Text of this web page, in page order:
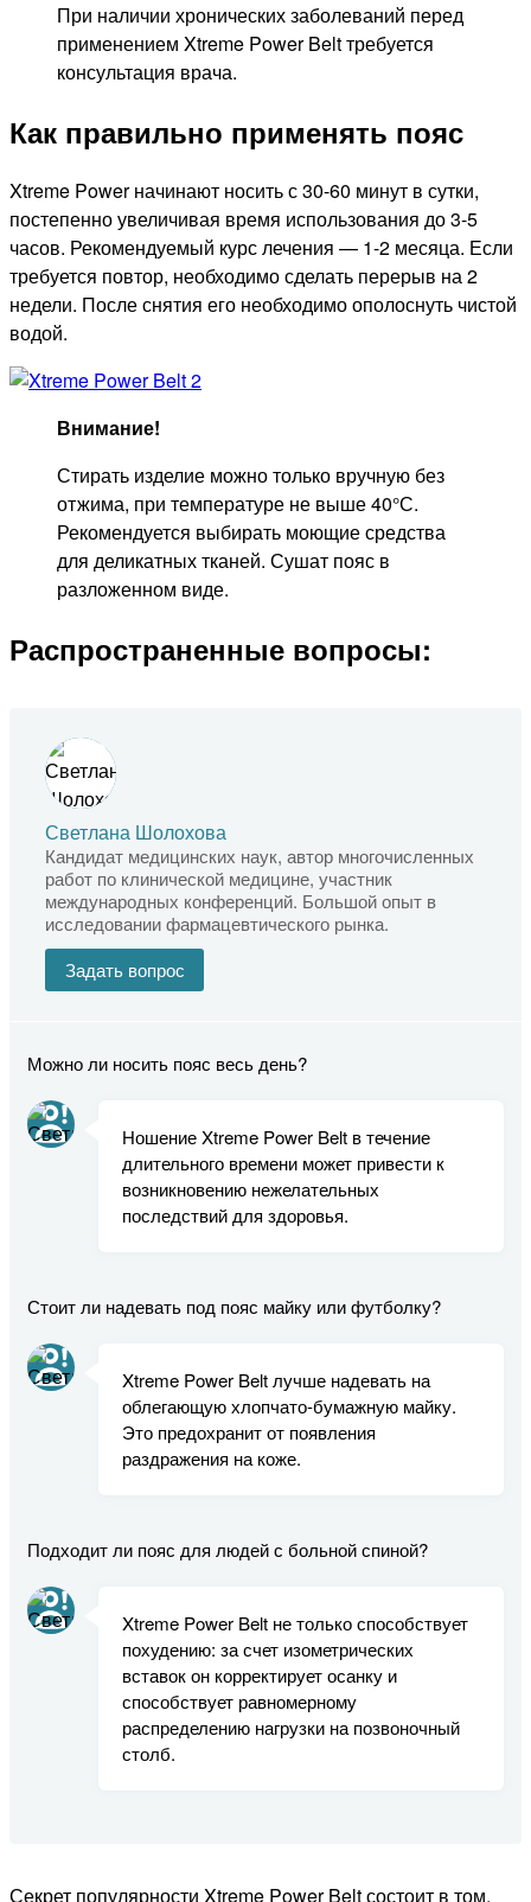
При наличии хронических заболеваний перед
применением Xtreme Power Belt требуется
консультация врача.
Как правильно применять пояс
Xtreme Power начинают носить с 30-60 минут в сутки,
постепенно увеличивая время использования до 3-5
часов. Рекомендуемый курс лечения — 1-2 месяца. Если
требуется повтор, необходимо сделать перерыв на 2
недели. После снятия его необходимо ополоснуть чистой
водой.
Внимание!
Стирать изделие можно только вручную без
отжима, при температуре не выше 40°С.
Рекомендуется выбирать моющие средства
для деликатных тканей. Сушат пояс в
разложенном виде.
Распространенные вопросы:
Светлана Шолохова
Кандидат медицинских наук, автор многочисленных
работ по клинической медицине, участник
международных конференций. Большой опыт в
исследовании фармацевтического рынка.
Задать вопрос
Можно ли носить пояс весь день?
Ношение Xtreme Power Belt в течение
длительного времени может привести к
возникновению нежелательных
последствий для здоровья.
Стоит ли надевать под пояс майку или футболку?
Xtreme Power Belt лучше надевать на
облегающую хлопчато-бумажную майку.
Это предохранит от появления
раздражения на коже.
Подходит ли пояс для людей с больной спиной?
Xtreme Power Belt не только способствует
похудению: за счет изометрических
вставок он корректирует осанку и
способствует равномерному
распределению нагрузки на позвоночный
столб.
Секрет популярности Xtreme Power Belt состоит в том,